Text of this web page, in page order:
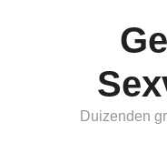
Duizenden